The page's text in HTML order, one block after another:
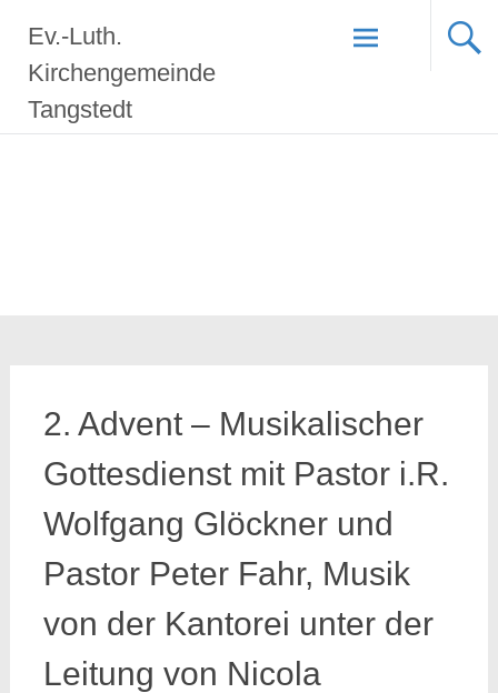
Inhalt
springen
Ev.-Luth.
Kirchengemeinde
Tangstedt
2. Advent – Musikalischer
Gottesdienst mit Pastor i.R.
Wolfgang Glöckner und
Pastor Peter Fahr, Musik
von der Kantorei unter der
Leitung von Nicola